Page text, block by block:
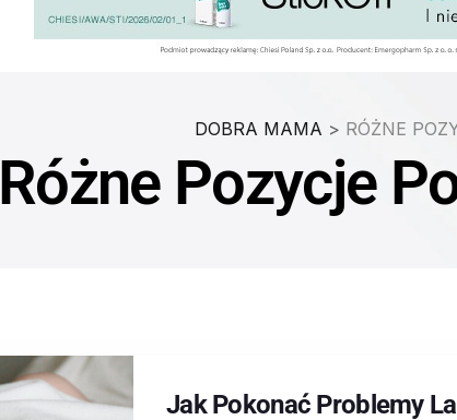
DOBRA MAMA > RÓŻNE
Różne Pozycje
Jak Pokonać Problemy